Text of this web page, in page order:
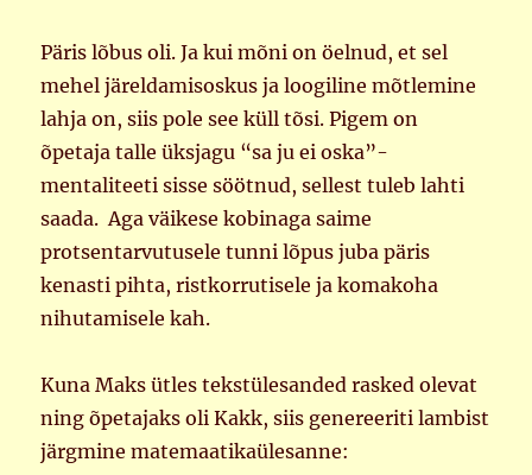
Päris lõbus oli. Ja kui mõni on öelnud, et sel
mehel järeldamisoskus ja loogiline mõtlemine
lahja on, siis pole see küll tõsi. Pigem on
õpetaja talle üksjagu “sa ju ei oska”-
mentaliteeti sisse söötnud, sellest tuleb lahti
saada. Aga väikese kobinaga saime
protsentarvutusele tunni lõpus juba päris
kenasti pihta, ristkorrutisele ja komakoha
nihutamisele kah.
Kuna Maks ütles tekstülesanded rasked olevat
ning õpetajaks oli Kakk, siis genereeriti lambist
järgmine matemaatikaülesanne: